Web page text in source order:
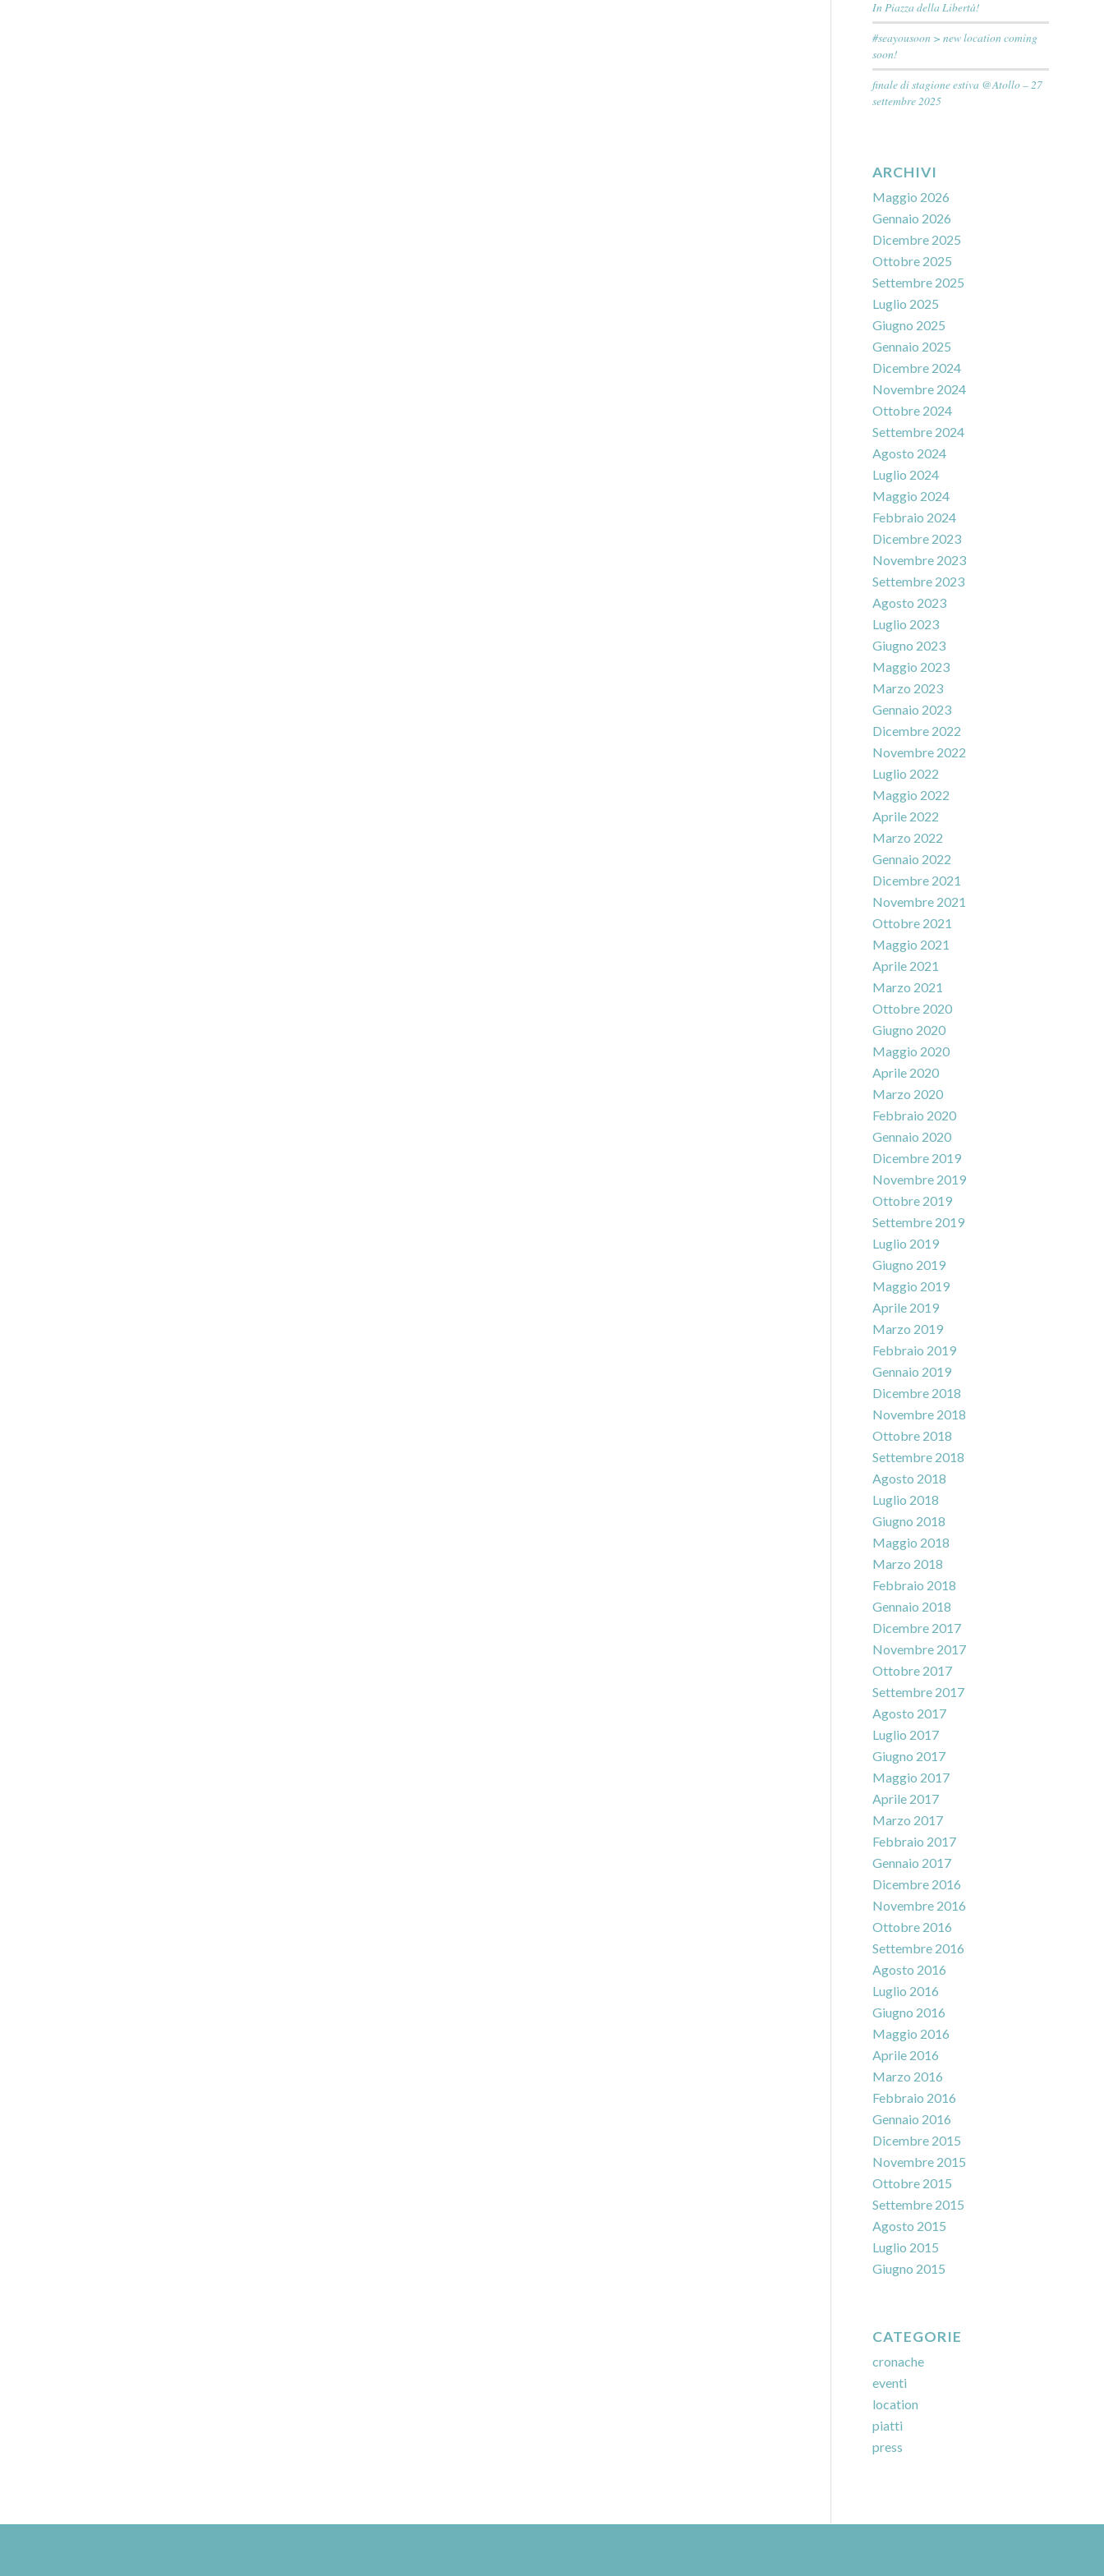
In Piazza della Libertà!
#seayousoon > new location coming
soon!
finale di stagione estiva @Atollo – 27
settembre 2025
ARCHIVI
Maggio 2026
Gennaio 2026
Dicembre 2025
Ottobre 2025
Settembre 2025
Luglio 2025
Giugno 2025
Gennaio 2025
Dicembre 2024
Novembre 2024
Ottobre 2024
Settembre 2024
Agosto 2024
Luglio 2024
Maggio 2024
Febbraio 2024
Dicembre 2023
Novembre 2023
Settembre 2023
Agosto 2023
Luglio 2023
Giugno 2023
Maggio 2023
Marzo 2023
Gennaio 2023
Dicembre 2022
Novembre 2022
Luglio 2022
Maggio 2022
Aprile 2022
Marzo 2022
Gennaio 2022
Dicembre 2021
Novembre 2021
Ottobre 2021
Maggio 2021
Aprile 2021
Marzo 2021
Ottobre 2020
Giugno 2020
Maggio 2020
Aprile 2020
Marzo 2020
Febbraio 2020
Gennaio 2020
Dicembre 2019
Novembre 2019
Ottobre 2019
Settembre 2019
Luglio 2019
Giugno 2019
Maggio 2019
Aprile 2019
Marzo 2019
Febbraio 2019
Gennaio 2019
Dicembre 2018
Novembre 2018
Ottobre 2018
Settembre 2018
Agosto 2018
Luglio 2018
Giugno 2018
Maggio 2018
Marzo 2018
Febbraio 2018
Gennaio 2018
Dicembre 2017
Novembre 2017
Ottobre 2017
Settembre 2017
Agosto 2017
Luglio 2017
Giugno 2017
Maggio 2017
Aprile 2017
Marzo 2017
Febbraio 2017
Gennaio 2017
Dicembre 2016
Novembre 2016
Ottobre 2016
Settembre 2016
Agosto 2016
Luglio 2016
Giugno 2016
Maggio 2016
Aprile 2016
Marzo 2016
Febbraio 2016
Gennaio 2016
Dicembre 2015
Novembre 2015
Ottobre 2015
Settembre 2015
Agosto 2015
Luglio 2015
Giugno 2015
CATEGORIE
cronache
eventi
location
piatti
press